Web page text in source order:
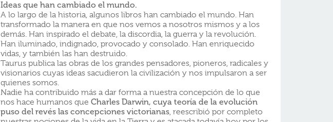
Ideas que han cambiado el mundo.
A lo largo de la historia, algunos libros han cambiado el mundo. Han
transformado la manera en que nos vemos a nosotros mismos y a los
demás. Han inspirado el debate, la discordia, la guerra y la revolución.
Han iluminado, indignado, provocado y consolado. Han enriquecido
vidas, y también las han destruido.
Taurus publica las obras de los grandes pensadores, pioneros, radicales y
visionarios cuyas ideas sacudieron la civilización y nos impulsaron a ser
quienes somos.
Nadie ha contribuido más a dar forma a nuestra concepción de lo que
nos hace humanos que Charles Darwin, cuya teoría de la evolución
puso del revés las concepciones victorianas, reescribió por completo